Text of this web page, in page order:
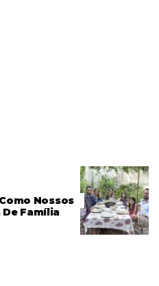
Nossos
De Família